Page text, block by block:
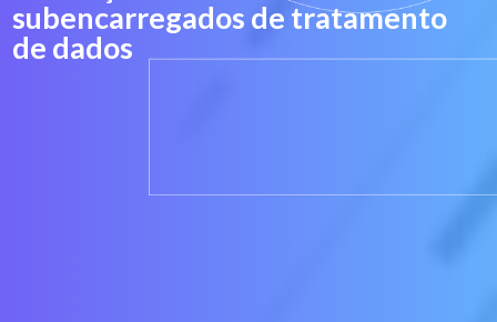
subencarregados de tratamento
de dados